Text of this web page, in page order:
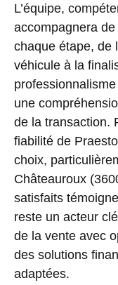
L’équipe,
accompagnera
chaque étape, de
véhicule à la
une
de la transaction.
fiabilité de
choix,
Châteauroux
satisfaits
reste un acteur
de la vente avec
des solutions
adaptées.